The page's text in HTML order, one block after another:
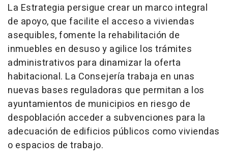
La Estrategia persigue crear un marco integral
de apoyo, que facilite el acceso a viviendas
asequibles, fomente la rehabilitación de
inmuebles en desuso y agilice los trámites
administrativos para dinamizar la oferta
habitacional. La Consejería trabaja en unas
nuevas bases reguladoras que permitan a los
ayuntamientos de municipios en riesgo de
despoblación acceder a subvenciones para la
adecuación de edificios públicos como viviendas
o espacios de trabajo.